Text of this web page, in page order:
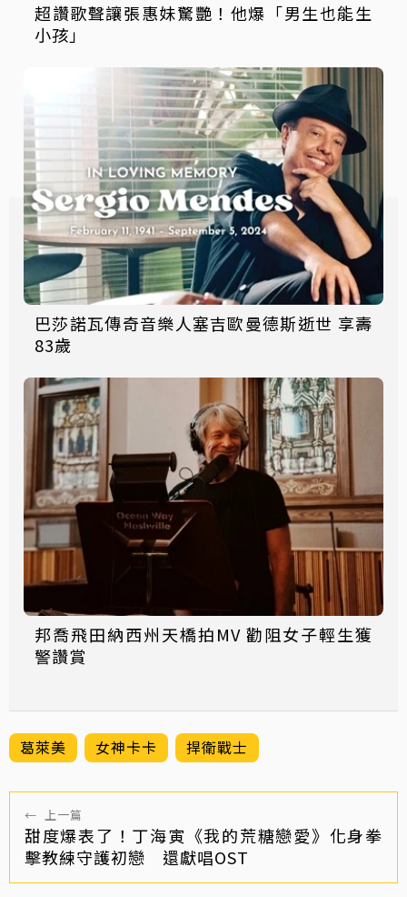
超讚歌聲讓張惠妹驚艷！他爆「男生也能生
小孩」
巴莎諾瓦傳奇音樂人塞吉歐曼德斯逝世 享壽
83歲
邦喬飛田納西州天橋拍MV 勸阻女子輕生獲
警讚賞
葛萊美 女神卡卡 捍衛戰士
← 上一篇
甜度爆表了！丁海寅《我的荒糖戀愛》化身拳
擊教練守護初戀 還獻唱OST